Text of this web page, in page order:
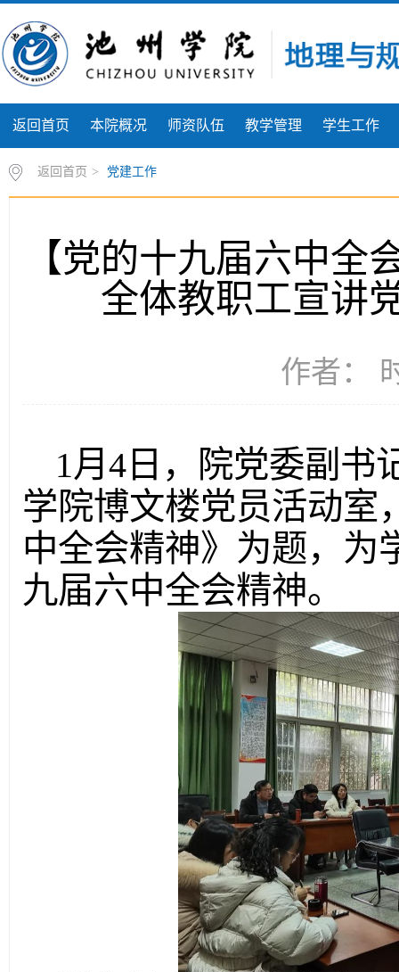
返回首页 本院概况 师资队伍 教学管理 学生工作
返回首页 > 党建工作
【党的十九届六中全
全体教职工宣讲
作者：
1月4日，院党委副书
学院博文楼党员活动室
中全会精神》为题，为
九届六中全会精神。